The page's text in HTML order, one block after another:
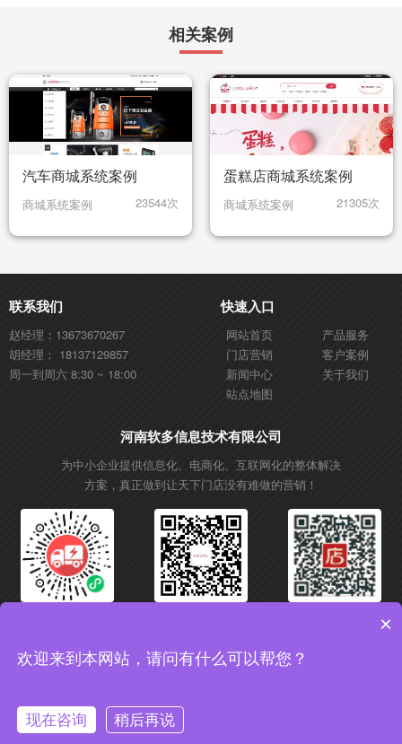
相关案例
汽车商城系统案例
商城系统案例 23544次
蛋糕店商城系统案例
商城系统案例 21305次
联系我们
赵经理：13673670267
胡经理： 18137129857
周一到周六 8:30 ~ 18:00
快速入口
网站首页
产品服务
门店营销
客户案例
新闻中心
关于我们
站点地图
河南软多信息技术有限公司
为中小企业提供信息化、电商化、互联网化的整体解决
方案，真正做到让天下门店没有难做的营销！
获取行业影响方案,了解更多信息
×
欢迎来到本网站，请问有什么可以帮您？
现在咨询 稍后再说